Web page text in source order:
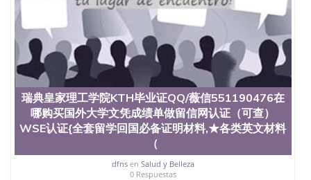
（San Jose State University）澳洲读书未毕业找人做
文凭学位qq微信551190476澳洲读CQU中央昆士兰大
学学历 绩单购买学位证书/澳洲读本科硕士做文凭/购
买澳洲大学毕业证成绩单假文凭学历
offieUniversityofSouthernQueensland 澳洲读书未毕
业找人做文凭学位qq微信551190476澳洲读CQU中央
昆士兰大学学历成绩单购买学位证书/澳洲读本科硕
士做文凭/购买澳洲大学毕业证成绩单假文凭学历办
理KDU伯乐学院学历证书QQ/薇信551190476马来西亚
大学文凭成绩单可办理留信网真实可查做留信网认证
（可查）WSE认证{全套留学回国必备证明材料,★各
类英文材料（学生卡、录取通知书offer，雅思托福成
瑞典皇家理工学院KTH毕业证QQ/薇信551190476在
哪购买国外大学文凭成绩单做留信网认证（可查）
WSE认证{全套留学回国必备证明材料,★各类英文材料
（
dfnsen Salud y Belleza
0 Respuestas